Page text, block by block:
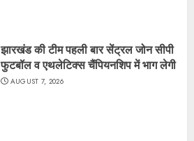
झारखंड की टीम पहली बार सेंट्रल जोन सीपी
फुटबॉल व एथलेटिक्स चैंपियनशिप में भाग लेगी
AUGUST 7, 2026